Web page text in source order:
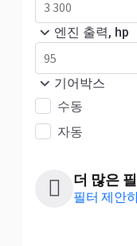
엔진 출력, hp
기어박스
수동
자동
더 많은
필터 제안